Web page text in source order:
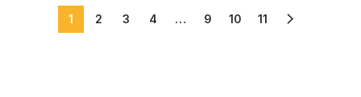
1 2 3 4 … 9 10 11